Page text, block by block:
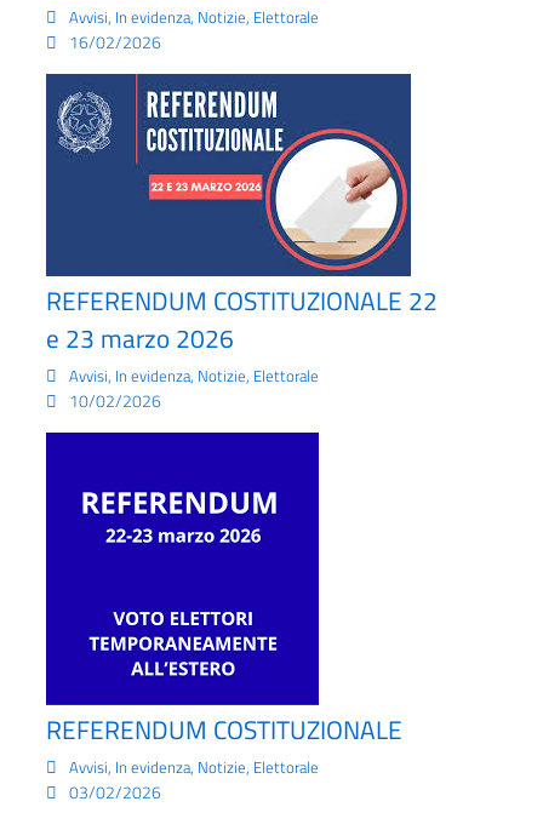
Avvisi, In evidenza, Notizie, Elettorale
16/02/2026
REFERENDUM COSTITUZIONALE 22
e 23 marzo 2026
Avvisi, In evidenza, Notizie, Elettorale
10/02/2026
REFERENDUM COSTITUZIONALE
Avvisi, In evidenza, Notizie, Elettorale
03/02/2026